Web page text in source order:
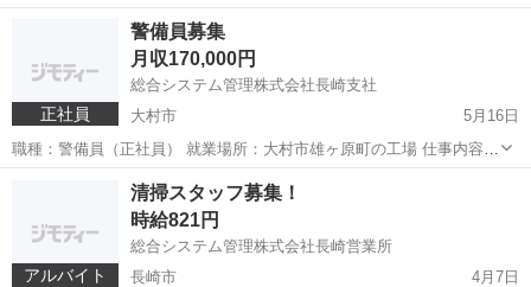
駐車場での車の誘導 ＊建物内外での臨時警備
＊花火大会等のイベント時の雑踏誘導 現場：長崎県諫早
市・大村市他県央地区中心...
諫早市 その他
正社員
警備員募集
月収170,000円
総合システム管理株式会社長崎支社
大村市
5月16日
職種：警備員（正社員） 就業場所：大村市雄ヶ原町の工場 仕事内容：
施設警備業務 出入管理、受付・案内、施設内巡回他
マイカー通勤：可 駐車場有り 通勤手当：上限２０，０００円 年
大村市 その他 業務
アルバイト
清掃スタッフ募集！
時給821円
総合システム管理株式会社長崎営業所
長崎市
4月7日